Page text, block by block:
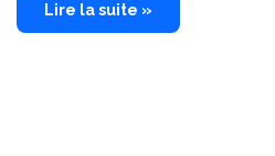
Lire la suite »